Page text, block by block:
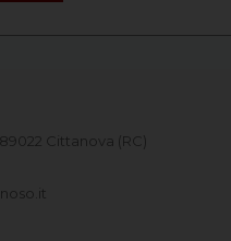
Cittanova (RC)